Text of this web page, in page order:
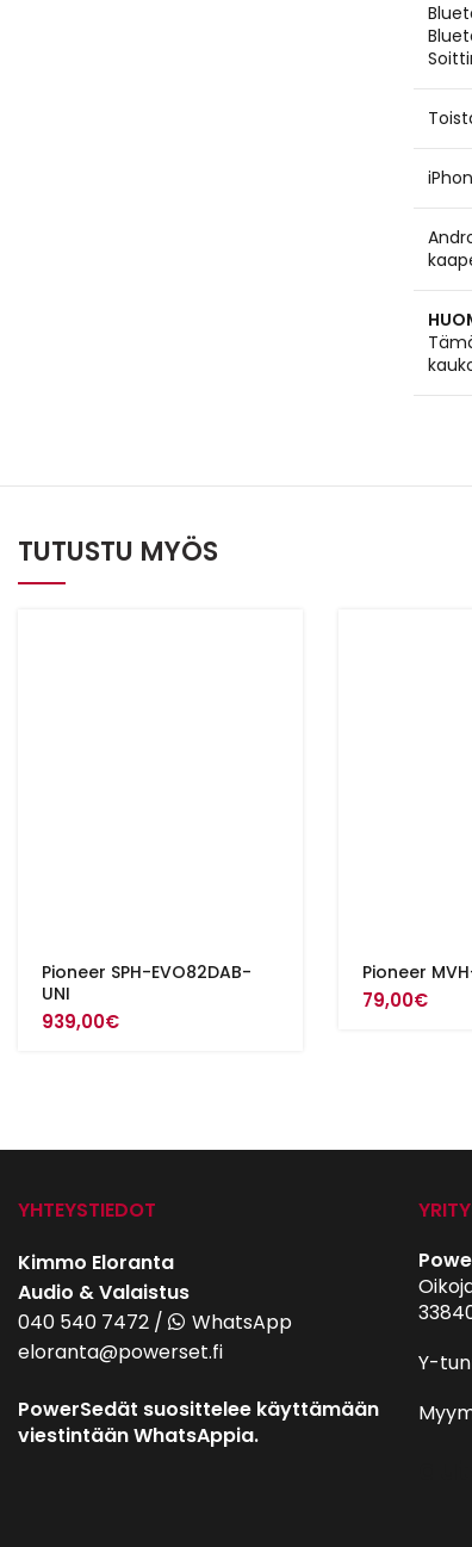
TUTUSTU MYÖS
Pioneer SPH-EVO82DAB-
UNI
939,00€
Pioneer
79,00€
YHTEYSTIEDOT
Kimmo Eloranta
Audio & Valaistus
040 540 7472 /
WhatsApp
eloranta@powerset.fi
PowerSedät suosittelee käyttämään
viestintään WhatsAppia.
Y-